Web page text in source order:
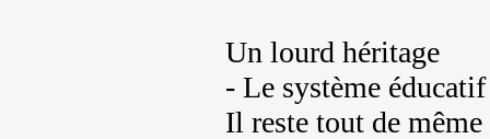
Un lourd héritage
- Le système
Il reste tout de